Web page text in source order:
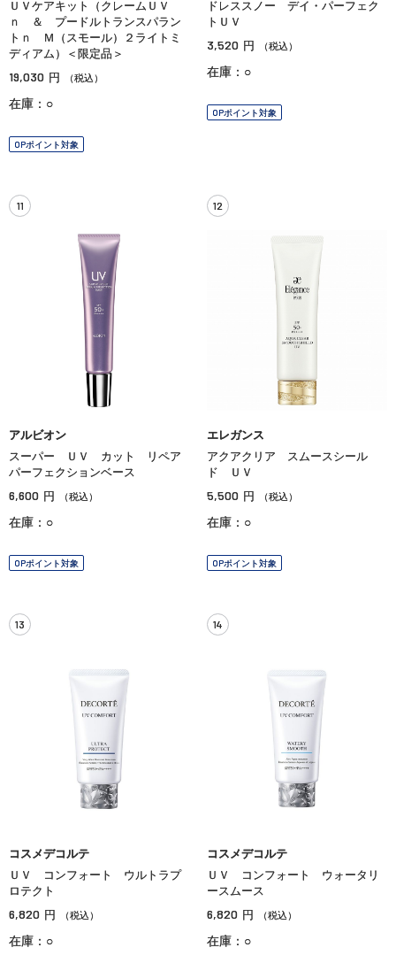
ＵＶケアキット（クレームＵＶ
ｎ ＆ プードルトランスパラン
トｎ Ｍ（スモール）２ライトミ
ディアム）＜限定品＞
19,030 円 （税込）
在庫：○
OPポイント対象
ドレススノー デイ・パーフェク
トＵＶ
3,520 円 （税込）
在庫：○
OPポイント対象
11
アルビオン
スーパー ＵＶ カット リペア
パーフェクションベース
6,600 円 （税込）
在庫：○
OPポイント対象
12
エレガンス
アクアクリア スムースシール
ド ＵＶ
5,500 円 （税込）
在庫：○
OPポイント対象
13
コスメデコルテ
ＵＶ コンフォート ウルトラプ
ロテクト
6,820 円 （税込）
在庫：○
14
コスメデコルテ
ＵＶ コンフォート ウォータリ
ースムース
6,820 円 （税込）
在庫：○